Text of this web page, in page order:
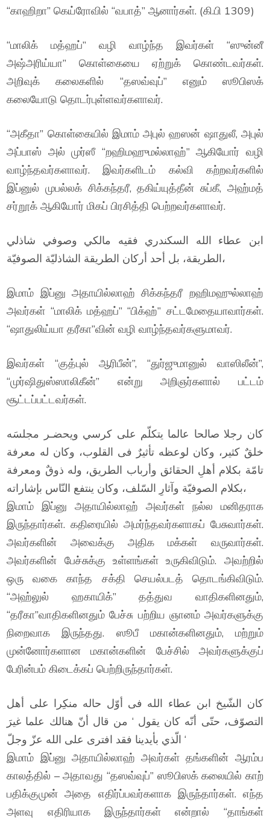
“காஹிறா” கெய்ரோவில் “வபாத்” ஆனார்கள். (கி.பி 1309)
“மாலிக் மத்ஹப்” வழி வாழ்ந்த இவர்கள் “ஸுன்னீ
அஷ்அரிய்யா” கொள்கையை ஏற்றுக் கொண்டவர்கள்.
அறிவுக் கலைகளில் “தஸவ்வுப்” எனும் ஸூபிஸக்
கலையோடு தொடர்புள்ளவர்களாவர்.
“அகீதா” கொள்கையில் இமாம் அபுல் ஹஸன் ஷாதுலீ, அபுல்
அப்பாஸ் அல் முர்ஸீ “றஹிமஹுமல்லாஹ்” ஆகியோர் வழி
வாழ்ந்தவர்களாவர். இவர்களிடம் கல்வி கற்றவர்களில்
இப்னுல் முபல்லக் சிக்கந்தரீ, தகிய்யுத்தீன் சுப்கீ, அஹ்மத்
சர்றூக் ஆகியோர் மிகப் பிரசித்தி பெற்றவர்களாவர்.
ابن عطاء الله السكندري فقيه مالكي وصوفي شاذلي
الطريقة، بل أحد أركان الطريقة الشاذليّة الصوفيّة،
இமாம் இப்னு அதாயில்லாஹ் சிக்கந்தரீ றஹிமஹுல்லாஹ்
அவர்கள் “மாலிக் மத்ஹப்” “பிக்ஹ்” சட்டமேதையாவார்கள்.
“ஷாதுலிய்யா தரீகா”வின் வழி வாழ்ந்தவர்களுமாவர்.
இவர்கள் “குத்புல் ஆரிபீன்”, “துர்ஜுமானுல் வாஸிலீன்”,
“முர்ஷிதுஸ்ஸாலிகீன்” என்று அறிஞர்களால் பட்டம்
சூட்டப்பட்டவர்கள்.
كان رجلا صالحا عالما يتكلّم على كرسي ويحضـر مجلسَه
خلقٌ كثير، وكان لوعظه تأثيرٌ فى القلوب، وكان له معرفة
تامّة بكلام أهلِ الحقائق وأرباب الطريق، وله ذوقٌ ومعرفة
بكلام الصوفيّة وآثارِ السّلف، وكان ينتفع النّاس بإشاراته،
இமாம் இப்னு அதாயில்லாஹ் அவர்கள் நல்ல மனிதராக
இருந்தார்கள். கதிரையில் அமர்ந்தவர்களாகப் பேசுவார்கள்.
அவர்களின் அவைக்கு அதிக மக்கள் வருவார்கள்.
அவர்களின் பேச்சுக்கு உள்ளங்கள் உருகிவிடும். அவற்றில்
ஒரு வகை காந்த சக்தி செயல்படத் தொடங்கிவிடும்.
“அஹ்லுல் ஹகாயிக்” தத்துவ வாதிகளினதும்,
“தரீகா”வாதிகளினதும் பேச்சு பற்றிய ஞானம் அவர்களுக்கு
நிறைவாக இருந்தது. ஸூபீ மகான்களினதும், மற்றும்
முன்னோர்களான மகான்களின் பேச்சில் அவர்களுக்குப்
பேரின்பம் கிடைக்கப் பெற்றிருந்தார்கள்.
كان الشّيخ ابن عطاء الله فى أوّل حاله منكِرا على أهل
التصوّف، حتّى أنّه كان يقول ‘ من قال أنّ هنالك علما غيرَ
الّذي بأيدينا فقد افترى على الله عزّ وجلّ ‘
இமாம் இப்னு அதாயில்லாஹ் அவர்கள் தங்களின் ஆரம்ப
காலத்தில் – அதாவது “தஸவ்வுப்” ஸூபிஸக் கலையில் காற்
பதிக்குமுன் அதை எதிர்ப்பவர்களாக இருந்தார்கள். எந்த
அளவு எதிரியாக இருந்தார்கள் என்றால் “தாங்கள்